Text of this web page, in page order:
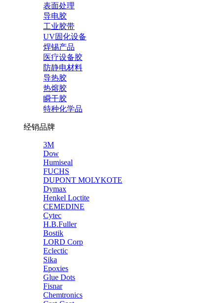
表面处理
导电胶
工业胶带
UV固化设备
焊锡产品
医疗设备胶
防静电材料
导热胶
热熔胶
瞬干胶
特种化学品
经销品牌
3M
Dow
Humiseal
FUCHS
DUPONT MOLYKOTE
Dymax
Henkel Loctite
CEMEDINE
Cytec
H.B.Fuller
Bostik
LORD Corp
Eclectic
Sika
Epoxies
Glue Dots
Fisnar
Chemtronics